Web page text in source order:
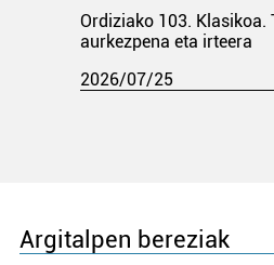
Ordiziako 103. Klasikoa.
aurkezpena eta irteera
2026/07/25
Argitalpen bereziak